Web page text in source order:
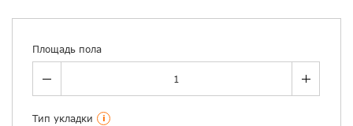
Площадь пола
Тип укладки i